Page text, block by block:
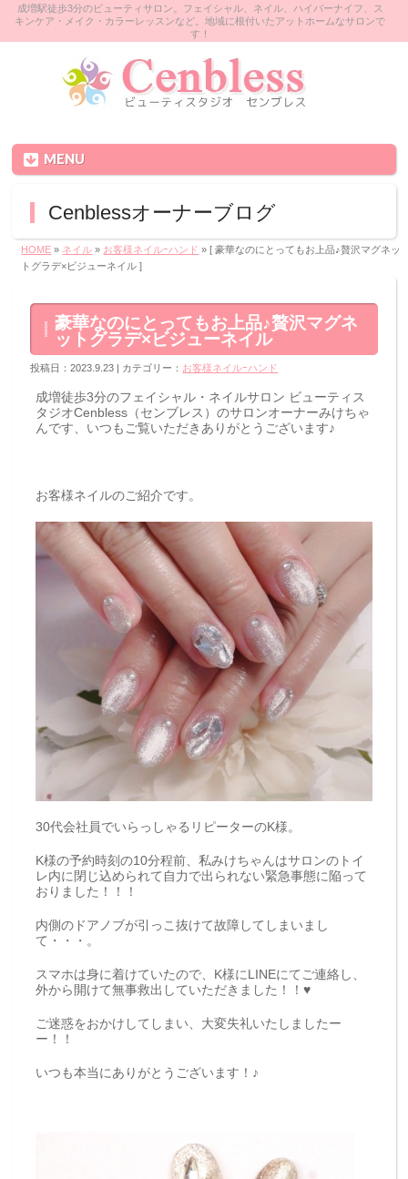
成増駅徒歩3分のビューティサロン。フェイシャル、ネイル、ハイパーナイフ、ス
キンケア・メイク・カラーレッスンなど。地域に根付いたアットホームなサロンで
す！
MENU
Cenblessオーナーブログ
HOME » ネイル » お客様ネイルｰハンド » [ 豪華なのにとってもお上品♪贅沢マグネッ
トグラデ×ビジューネイル ]
豪華なのにとってもお上品♪贅沢マグネ
ットグラデ×ビジューネイル
投稿日：2023.9.23 | カテゴリー： お客様ネイルｰハンド
成増徒歩3分のフェイシャル・ネイルサロン ビューティス
タジオCenbless（センブレス）のサロンオーナーみけちゃ
んです、いつもご覧いただきありがとうございます♪
お客様ネイルのご紹介です。
30代会社員でいらっしゃるリピーターのK様。
K様の予約時刻の10分程前、私みけちゃんはサロンのトイ
レ内に閉じ込められて自力で出られない緊急事態に陥って
おりました！！！
内側のドアノブが引っこ抜けて故障してしまいまし
て・・・。
スマホは身に着けていたので、K様にLINEにてご連絡し、
外から開けて無事救出していただきました！！♥
ご迷惑をおかけしてしまい、大変失礼いたしましたー
ー！！
いつも本当にありがとうございます！♪